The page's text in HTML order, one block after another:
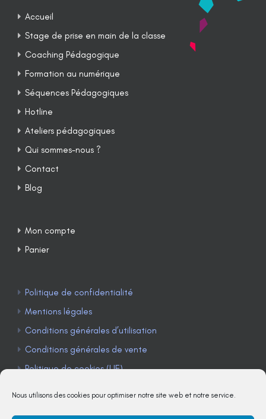
Nous utilisons des cookies pour optimiser notre site web et notre service.
Accueil
Stage de prise en main de la classe
Coaching Pédagogique
Formation au numérique
Séquences Pédagogiques
Hotline
Ateliers pédagogiques
Qui sommes-nous ?
Contact
Blog
Mon compte
Panier
Politique de confidentialité
Mentions légales
Conditions générales d’utilisation
Conditions générales de vente
Politique de cookies (UE)